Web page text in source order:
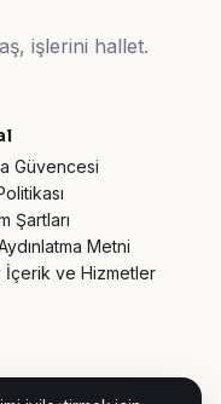
işlerini hallet.
Güvencesi
Şartları
Metni
İçerik ve Hizmetler